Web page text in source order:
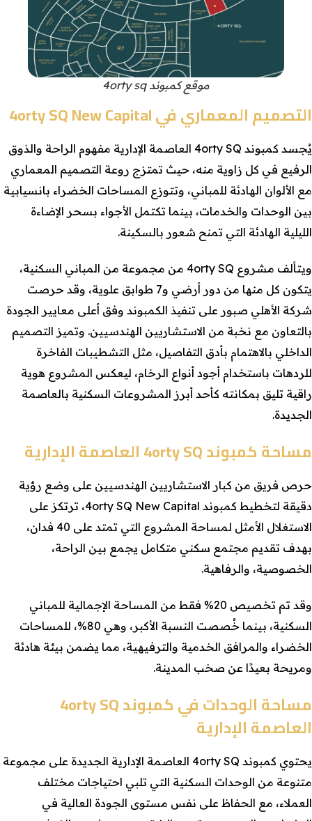
موقع كمبوند 4orty sq
التصميم المعماري في 4orty SQ New Capital
يُجسد كمبوند 4orty SQ العاصمة الإدارية مفهوم الراحة والذوق
الرفيع في كل زاوية منه، حيث تمتزج روعة التصميم المعماري
مع الألوان الهادئة للمباني، وتتوزع المساحات الخضراء بانسيابية
بين الوحدات والخدمات، بينما تكتمل الأجواء بسحر الإضاءة
الليلية الهادئة التي تمنح شعور بالسكينة.
ويتألف مشروع 4orty SQ من مجموعة من المباني السكنية،
يتكون كل منها من دور أرضي و7 طوابق علوية، وقد حرصت
شركة الأهلي صبور على تنفيذ الكمبوند وفق أعلى معايير الجودة
بالتعاون مع نخبة من الاستشاريين الهندسيين. وتميز التصميم
الداخلي بالاهتمام بأدق التفاصيل، مثل التشطيبات الفاخرة
للردهات باستخدام أجود أنواع الرخام، ليعكس المشروع هوية
راقية تليق بمكانته كأحد أبرز المشروعات السكنية بالعاصمة
الجديدة.
مساحة كمبوند 4orty SQ العاصمة الإدارية
حرص فريق من كبار الاستشاريين الهندسيين على وضع رؤية
دقيقة لتخطيط كمبوند 4orty SQ New Capital، ترتكز على
الاستغلال الأمثل لمساحة المشروع التي تمتد على 40 فدان،
بهدف تقديم مجتمع سكني متكامل يجمع بين الراحة،
الخصوصية، والرفاهية.
وقد تم تخصيص 20% فقط من المساحة الإجمالية للمباني
السكنية، بينما خُصصت النسبة الأكبر، وهي 80%، للمساحات
الخضراء والمرافق الخدمية والترفيهية، مما يضمن بيئة هادئة
ومريحة بعيدًا عن صخب المدينة.
مساحة الوحدات في كمبوند 4orty SQ
العاصمة الإدارية
يحتوي كمبوند 4orty SQ العاصمة الإدارية الجديدة على مجموعة
متنوعة من الوحدات السكنية التي تلبي احتياجات مختلف
العملاء، مع الحفاظ على نفس مستوى الجودة العالية في